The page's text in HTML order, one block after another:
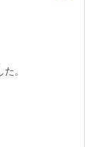
。